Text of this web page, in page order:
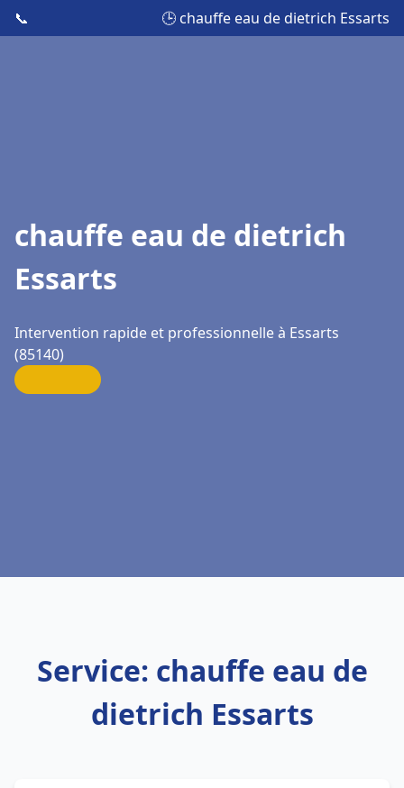
📞 🕒 chauffe eau de dietrich Essarts
chauffe eau de dietrich
Essarts
Intervention rapide et professionnelle à Essarts
(85140)
Service: chauffe eau de
dietrich Essarts